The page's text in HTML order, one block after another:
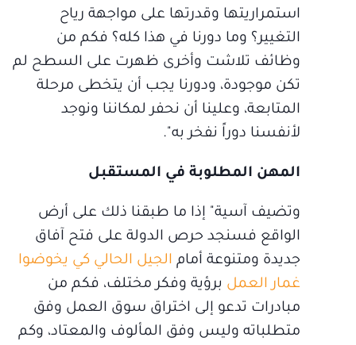
استمراريتها وقدرتها على مواجهة رياح
التغيير؟ وما دورنا في هذا كله؟ فكم من
وظائف تلاشت وأخرى ظهرت على السطح لم
تكن موجودة، ودورنا يجب أن يتخطى مرحلة
المتابعة، وعلينا أن نحفر لمكاننا ونوجد
لأنفسنا دوراً نفخر به".
المهن المطلوبة في المستقبل
وتضيف آسية" إذا ما طبقنا ذلك على أرض
الواقع فسنجد حرص الدولة على فتح آفاق
جديدة ومتنوعة أمام الجيل الحالي كي يخوضوا
غمار العمل برؤية وفكر مختلف، فكم من
مبادرات تدعو إلى اختراق سوق العمل وفق
متطلباته وليس وفق المألوف والمعتاد، وكم